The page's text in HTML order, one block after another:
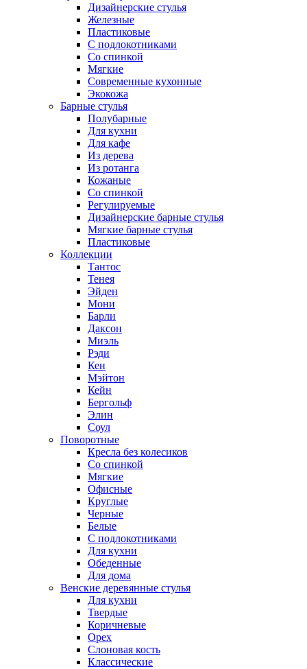
Дизайнерские стулья
Железные
Пластиковые
С подлокотниками
Со спинкой
Мягкие
Современные кухонные
Экокожа
Барные стулья
Полубарные
Для кухни
Для кафе
Из дерева
Из ротанга
Кожаные
Со спинкой
Регулируемые
Дизайнерские барные стулья
Мягкие барные стулья
Пластиковые
Коллекции
Тантос
Тенея
Эйден
Мони
Барли
Даксон
Миэль
Рэди
Кен
Мэйтон
Кейн
Бергольф
Элин
Соул
Поворотные
Кресла без колесиков
Со спинкой
Мягкие
Офисные
Круглые
Черные
Белые
С подлокотниками
Для кухни
Обеденные
Для дома
Венские деревянные стулья
Для кухни
Твердые
Коричневые
Орех
Слоновая кость
Классические